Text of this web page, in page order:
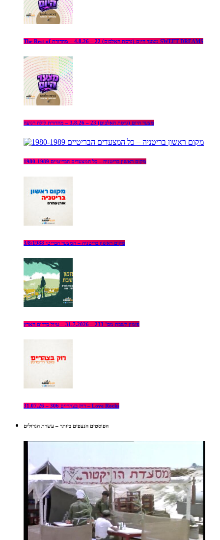
The Rest of מצעד היום (גרסת האלבום) 22 – 4.8.26 – מהדורת SWEET DREAMS
מצעד היום (גרסת האלבום) 23 – 3.8.26 – מהדורת לילה רגועה
מקום ראשון בריטניה – כל המצעדים הבריטיים 1980-1989
מקום ראשון בריטניה – המצעד הבריטי 3/8/1988
פזמון לשבת מס’ 233 – 31.7.2026 – טיול בדרום הארץ
רוק בצהריים 306 – 31.07.26 – Love Rocks
הפוסטים הנצפים ביותר – עשרת הגדולים